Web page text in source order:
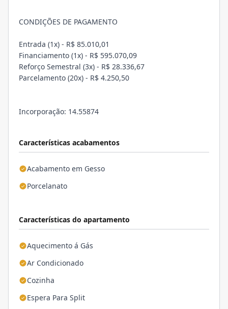
Características acabamentos
Acabamento em Gesso
Porcelanato
Características do apartamento
Aquecimento á Gás
Ar Condicionado
Cozinha
Espera Para Split
CONDIÇÕES DE PAGAMENTO
Entrada (1x) - R$ 85.010,01
Financiamento (1x) - R$ 595.070,09
Reforço Semestral (3x) - R$ 28.336,67
Parcelamento (20x) - R$ 4.250,50
Incorporação: 14.55874